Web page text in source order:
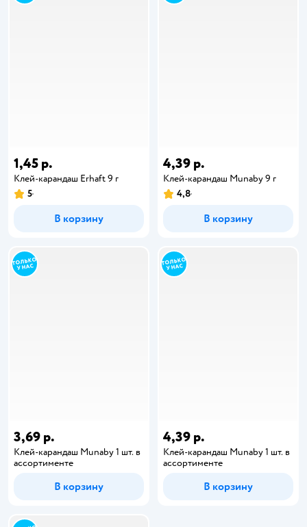
1,45 р.
Клей-карандаш Erhaft 9 г
5
В корзину
4,39 р.
Клей-карандаш Munaby 9 г
4,8
В корзину
3,69 р.
Клей-карандаш Munaby 1 шт. в
ассортименте
В корзину
4,39 р.
Клей-карандаш Munaby 1 шт. в
ассортименте
В корзину